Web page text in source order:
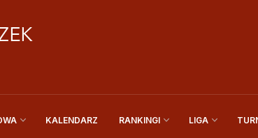
KALENDARZ RANKINGI LIGA